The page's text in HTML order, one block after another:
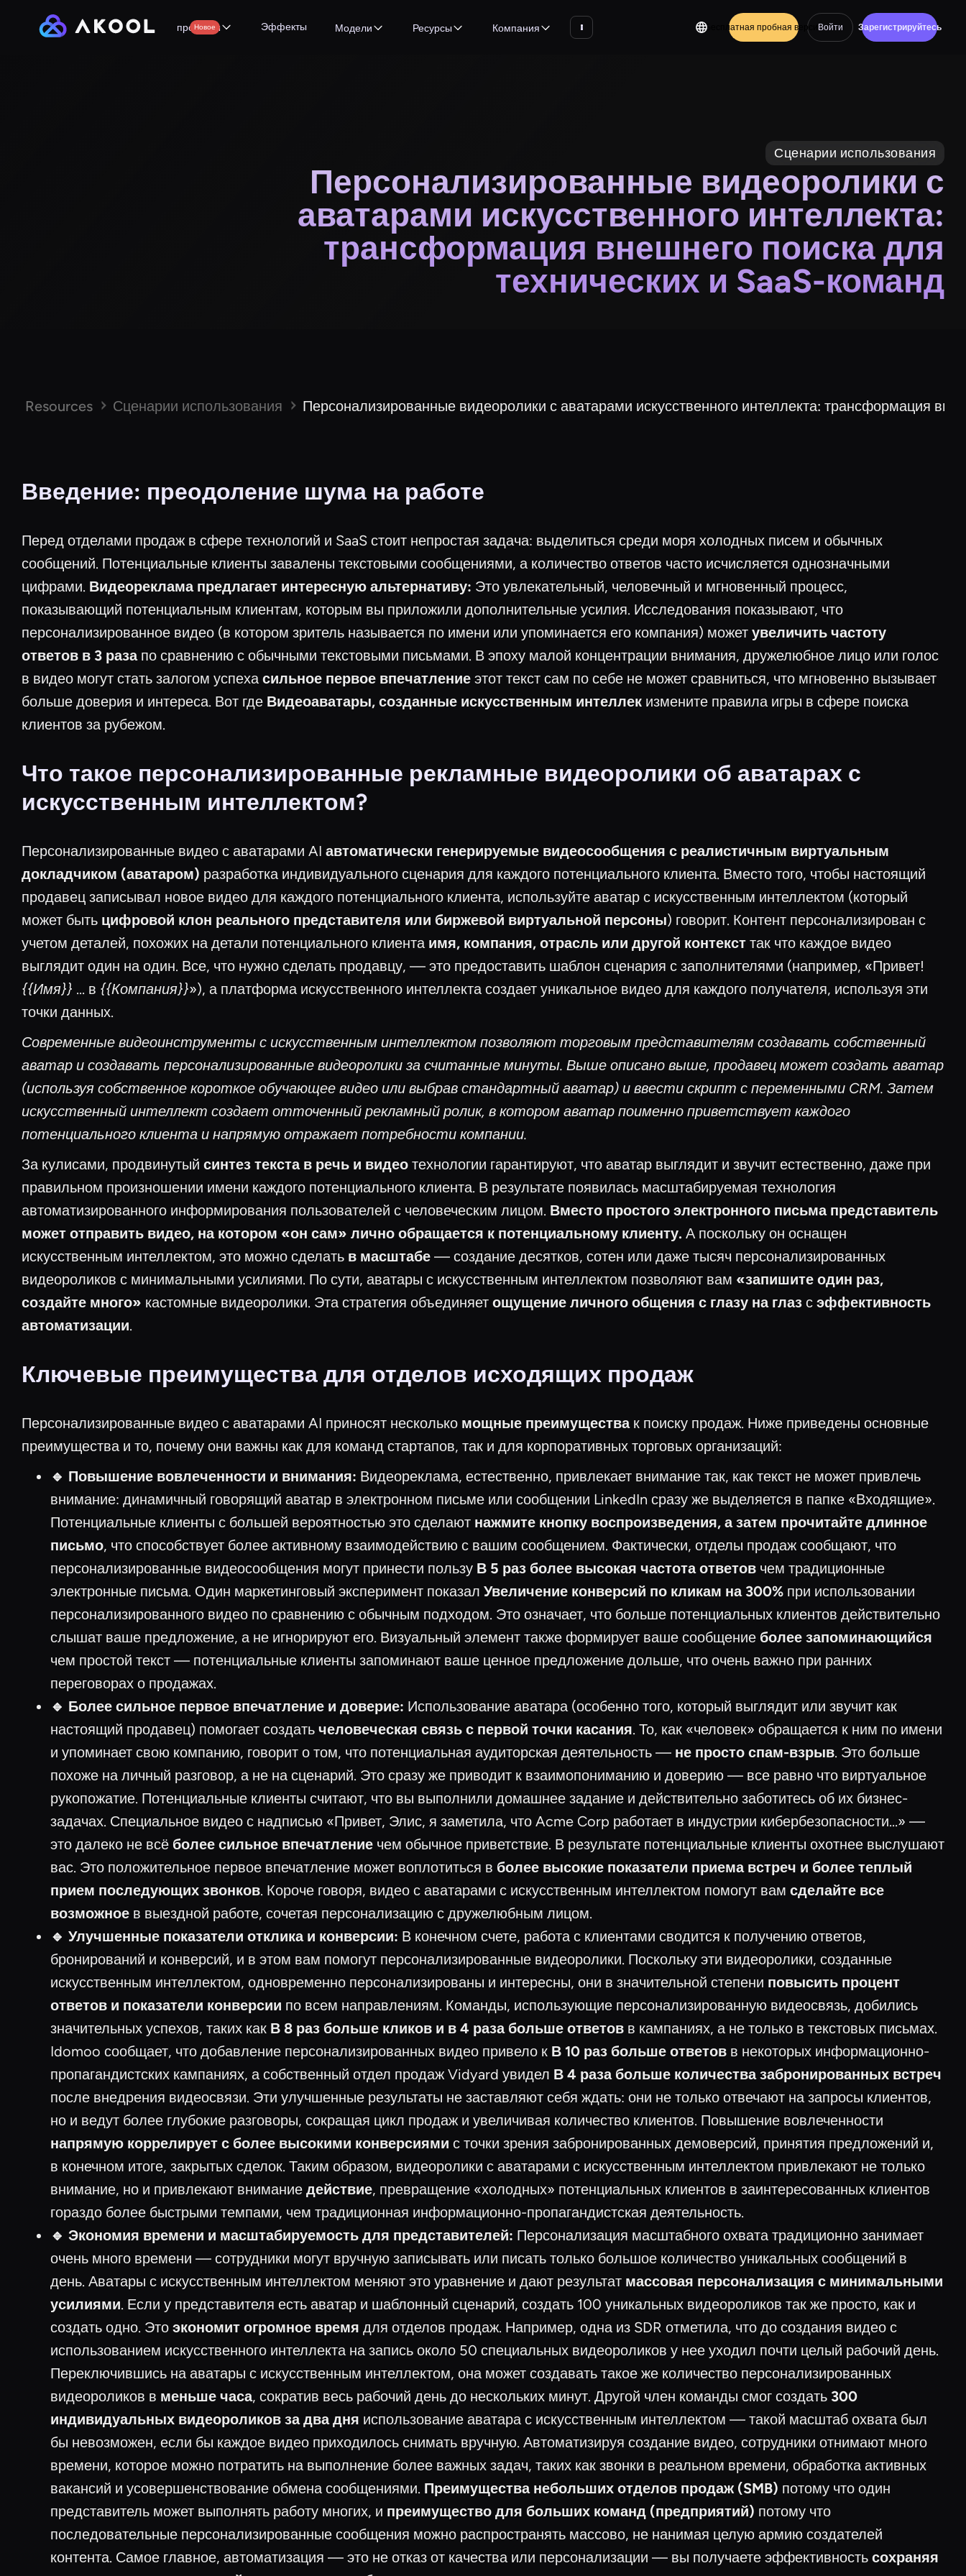
продукты
Новое Эффекты Модели Ресурсы Компания Бесплатная пробная версияВойти Зарегистрируйтесь
Сценарии использования
Персонализированные видеоролики с
аватарами искусственного интеллекта:
трансформация внешнего поиска для
технических и SaaS-команд
Resources Сценарии использования Персонализированные видеоролики с аватарами искусственного интеллекта: трансформация
Введение: преодоление шума на работе
Перед отделами продаж в сфере технологий и SaaS стоит непростая задача: выделиться среди моря холодных писем и обычных
сообщений. Потенциальные клиенты завалены текстовыми сообщениями, а количество ответов часто исчисляется однозначными
цифрами. Видеореклама предлагает интересную альтернативу: Это увлекательный, человечный и мгновенный процесс,
показывающий потенциальным клиентам, которым вы приложили дополнительные усилия. Исследования показывают, что
персонализированное видео (в котором зритель называется по имени или упоминается его компания) может увеличить частоту
ответов в 3 разапо сравнению с обычными текстовыми письмами. В эпоху малой концентрации внимания, дружелюбное лицо или голос
в видео могут стать залогом успехасильное первое впечатление этот текст сам по себе не может сравниться, что мгновенно вызывает
больше доверия и интереса. Вот где Видеоаватары, созданные искусственным интеллек измените правила игры в сфере поиска
клиентов за рубежом.
Что такое персонализированные рекламные видеоролики об аватарах с
искусственным интеллектом?
Персонализированные видео с аватарами AI автоматически генерируемые видеосообщения с реалистичным виртуальным
докладчиком (аватаром) разработка индивидуального сценария для каждого потенциального клиента. Вместо того, чтобы настоящий
продавец записывал новое видео для каждого потенциального клиента, используйте аватар с искусственным интеллектом (который
может быть цифровой клон реального представителя или биржевой виртуальной персоны) говорит. Контент персонализирован с
учетом деталей, похожих на детали потенциального клиента имя, компания, отрасль или другой контекст так что каждое видео
выглядит один на один. Все, что нужно сделать продавцу, — это предоставить шаблон сценария с заполнителями (например, «Привет!
{{Имя}} ... в {{Компания}}»), а платформа искусственного интеллекта создает уникальное видео для каждого получателя, используя эти
точки данных.
Современные видеоинструменты с искусственным интеллектом позволяют торговым представителям создавать собственный
аватар и создавать персонализированные видеоролики за считанные минуты. Выше описано выше, продавец может создать аватар
(используя собственное короткое обучающее видео или выбрав стандартный аватар) и ввести скрипт с переменными CRM. Затем
искусственный интеллект создает отточенный рекламный ролик, в котором аватар поименно приветствует каждого
потенциального клиента и напрямую отражает потребности компании.
За кулисами, продвинутый синтез текста в речь и видео технологии гарантируют, что аватар выглядит и звучит естественно, даже при
правильном произношении имени каждого потенциального клиента. В результате появилась масштабируемая технология
автоматизированного информирования пользователей с человеческим лицом. Вместо простого электронного письма представитель
может отправить видео, на котором «он сам» лично обращается к потенциальному клиенту. А поскольку он оснащен
искусственным интеллектом, это можно сделать в масштабе — создание десятков, сотен или даже тысяч персонализированных
видеороликов с минимальными усилиями. По сути, аватары с искусственным интеллектом позволяют вам «запишите один раз,
создайте много» кастомные видеоролики. Эта стратегия объединяет ощущение личного общения с глазу на глаз с эффективность
автоматизации.
Ключевые преимущества для отделов исходящих продаж
Персонализированные видео с аватарами AI приносят несколько мощные преимуществак поиску продаж. Ниже приведены основные
преимущества и то, почему они важны как для команд стартапов, так и для корпоративных торговых организаций:
🔹 Повышение вовлеченности и внимания: Видеореклама, естественно, привлекает внимание так, как текст не может привлечь
внимание: динамичный говорящий аватар в электронном письме или сообщении LinkedIn сразу же выделяется в папке «Входящие».
Потенциальные клиенты с большей вероятностью это сделают нажмите кнопку воспроизведения, а затем прочитайте длинное
письмо, что способствует более активному взаимодействию с вашим сообщением. Фактически, отделы продаж сообщают, что
персонализированные видеосообщения могут принести пользу В 5 раз более высокая частота ответов чем традиционные
электронные письма. Один маркетинговый эксперимент показал Увеличение конверсий по кликам на 300% при использовании
персонализированного видео по сравнению с обычным подходом. Это означает, что больше потенциальных клиентов действительно
слышат ваше предложение, а не игнорируют его. Визуальный элемент также формирует ваше сообщение более запоминающийся
чем простой текст — потенциальные клиенты запоминают ваше ценное предложение дольше, что очень важно при ранних
переговорах о продажах.
🔹 Более сильное первое впечатление и доверие: Использование аватара (особенно того, который выглядит или звучит как
настоящий продавец) помогает создать человеческая связь с первой точки касания. То, как «человек» обращается к ним по имени
и упоминает свою компанию, говорит о том, что потенциальная аудиторская деятельность — не просто спам-взрыв. Это больше
похоже на личный разговор, а не на сценарий. Это сразу же приводит к взаимопониманию и доверию — все равно что виртуальное
рукопожатие. Потенциальные клиенты считают, что вы выполнили домашнее задание и действительно заботитесь об их бизнес-
задачах. Специальное видео с надписью «Привет, Элис, я заметила, что Acme Corp работает в индустрии кибербезопасности...» —
это далеко не всё более сильное впечатление чем обычное приветствие. В результате потенциальные клиенты охотнее выслушают
вас. Это положительное первое впечатление может воплотиться в более высокие показатели приема встреч и более теплый
прием последующих звонков. Короче говоря, видео с аватарами с искусственным интеллектом помогут вам сделайте все
возможное в выездной работе, сочетая персонализацию с дружелюбным лицом.
🔹 Улучшенные показатели отклика и конверсии: В конечном счете, работа с клиентами сводится к получению ответов,
бронирований и конверсий, и в этом вам помогут персонализированные видеоролики. Поскольку эти видеоролики, созданные
искусственным интеллектом, одновременно персонализированы и интересны, они в значительной степени повысить процент
ответов и показатели конверсии по всем направлениям. Команды, использующие персонализированную видеосвязь, добились
значительных успехов, таких как В 8 раз больше кликов и в 4 раза больше ответов в кампаниях, а не только в текстовых письмах.
Idomoo сообщает, что добавление персонализированных видео привело к В 10 раз больше ответов в некоторых информационно-
пропагандистских кампаниях, а собственный отдел продаж Vidyard увидел В 4 раза больше количества забронированных встреч
после внедрения видеосвязи. Эти улучшенные результаты не заставляют себя ждать: они не только отвечают на запросы клиентов,
но и ведут более глубокие разговоры, сокращая цикл продаж и увеличивая количество клиентов. Повышение вовлеченности
напрямую коррелирует с более высокими конверсиями с точки зрения забронированных демоверсий, принятия предложений и,
в конечном итоге, закрытых сделок. Таким образом, видеоролики с аватарами с искусственным интеллектом привлекают не только
внимание, но и привлекают внимание действие, превращение «холодных» потенциальных клиентов в заинтересованных клиентов
гораздо более быстрыми темпами, чем традиционная информационно-пропагандистская деятельность.
🔹 Экономия времени и масштабируемость для представителей: Персонализация масштабного охвата традиционно занимает
очень много времени — сотрудники могут вручную записывать или писать только большое количество уникальных сообщений в
день. Аватары с искусственным интеллектом меняют это уравнение и дают результат массовая персонализация с минимальными
усилиями. Если у представителя есть аватар и шаблонный сценарий, создать 100 уникальных видеороликов так же просто, как и
создать одно. Это экономит огромное время для отделов продаж. Например, одна из SDR отметила, что до создания видео с
использованием искусственного интеллекта на запись около 50 специальных видеороликов у нее уходил почти целый рабочий день.
Переключившись на аватары с искусственным интеллектом, она может создавать такое же количество персонализированных
видеороликов в меньше часа, сократив весь рабочий день до нескольких минут. Другой член команды смог создать 300
индивидуальных видеороликов за два дня использование аватара с искусственным интеллектом — такой масштаб охвата был
бы невозможен, если бы каждое видео приходилось снимать вручную. Автоматизируя создание видео, сотрудники отнимают много
времени, которое можно потратить на выполнение более важных задач, таких как звонки в реальном времени, обработка активных
вакансий и усовершенствование обмена сообщениями. Преимущества небольших отделов продаж (SMB) потому что один
представитель может выполнять работу многих, и преимущество для больших команд (предприятий) потому что
последовательные персонализированные сообщения можно распространять массово, не нанимая целую армию создателей
контента. Самое главное, автоматизация — это не отказ от качества или персонализации — вы получаете эффективность сохраняя